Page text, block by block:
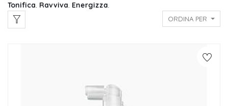
Tonifica. Ravviva. Energizza.
ORDINA PER